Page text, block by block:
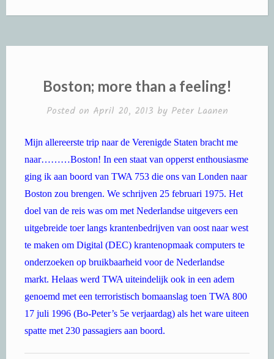
Boston; more than a feeling!
Posted on April 20, 2013 by Peter Laanen
Mijn allereerste trip naar de Verenigde Staten bracht me
naar………Boston! In een staat van opperst enthousiasme
ging ik aan boord van TWA 753 die ons van Londen naar
Boston zou brengen. We schrijven 25 februari 1975. Het
doel van de reis was om met Nederlandse uitgevers een
uitgebreide toer langs krantenbedrijven van oost naar west
te maken om Digital (DEC) krantenopmaak computers te
onderzoeken op bruikbaarheid voor de Nederlandse
markt. Helaas werd TWA uiteindelijk ook in een adem
genoemd met een terroristisch bomaanslag toen TWA 800
17 juli 1996 (Bo-Peter’s 5e verjaardag) als het ware uiteen
spatte met 230 passagiers aan boord.